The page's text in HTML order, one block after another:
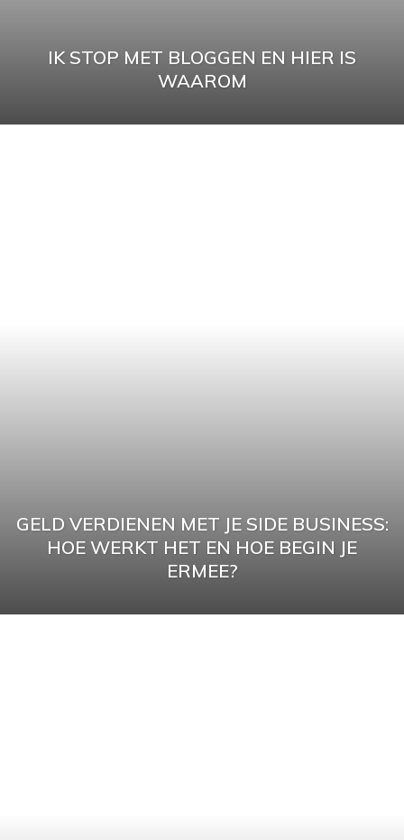
IK STOP MET BLOGGEN EN HIER IS
WAAROM
GELD VERDIENEN MET JE SIDE BUSINESS:
HOE WERKT HET EN HOE BEGIN JE
ERMEE?